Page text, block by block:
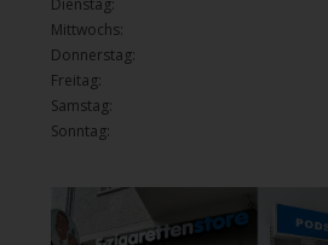
Dienstag:
Mittwochs:
Donnerstag:
Freitag:
Samstag:
Sonntag: